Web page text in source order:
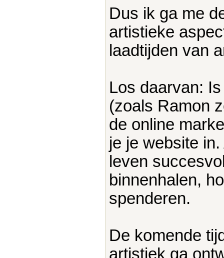
Dus ik ga me
artistieke
laadtijden van
Los daarvan:
(zoals Ramon
de online
je je website
leven
binnenhalen,
spenderen.
De komende
artistiek ga